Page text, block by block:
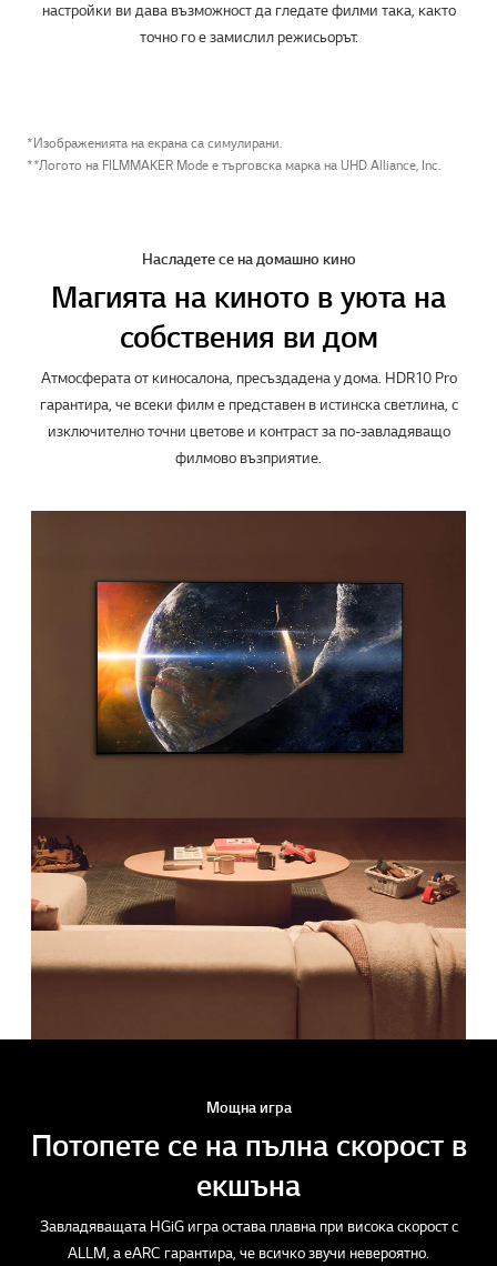
FILMMAKER Mode
Насладете се на истинския цвят. FILMMAKER Mode с прецизни
настройки ви дава възможност да гледате филми така, както
точно го е замислил режисьорът.
*Изображенията на екрана са симулирани.
**Логото на FILMMAKER Mode е търговска марка на UHD Alliance, Inc.
Магията на киното в уюта на
собствения ви дом
Атмосферата от киносалона, пресъздадена у дома. HDR10 Pro
гарантира, че всеки филм е представен в истинска светлина, с
изключително точни цветове и контраст за по-завладяващо
филмово възприятие.